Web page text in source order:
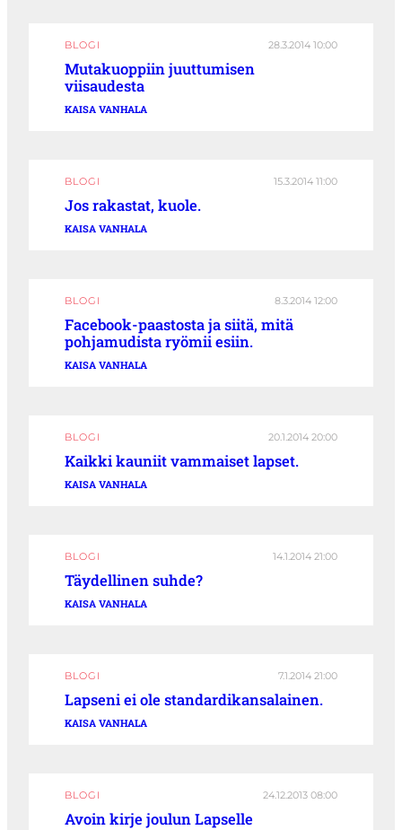
BLOGI 28.3.2014 10:00
Mutakuoppiin juuttumisen
viisaudesta
KAISA VANHALA
BLOGI 15.3.2014 11:00
Jos rakastat, kuole.
KAISA VANHALA
BLOGI 8.3.2014 12:00
Facebook-paastosta ja siitä, mitä
pohjamudista ryömii esiin.
KAISA VANHALA
BLOGI 20.1.2014 20:00
Kaikki kauniit vammaiset lapset.
KAISA VANHALA
BLOGI 14.1.2014 21:00
Täydellinen suhde?
KAISA VANHALA
BLOGI 7.1.2014 21:00
Lapseni ei ole standardikansalainen.
KAISA VANHALA
BLOGI 24.12.2013 08:00
Avoin kirje joulun Lapselle